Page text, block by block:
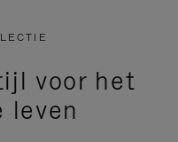
voor het
leven